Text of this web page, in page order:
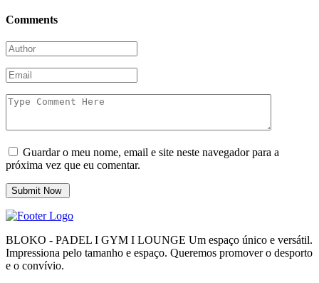
Comments
Guardar o meu nome, email e site neste navegador para a
próxima vez que eu comentar.
BLOKO - PADEL I GYM I LOUNGE Um espaço único e versátil.
Impressiona pelo tamanho e espaço. Queremos promover o desporto
e o convívio.